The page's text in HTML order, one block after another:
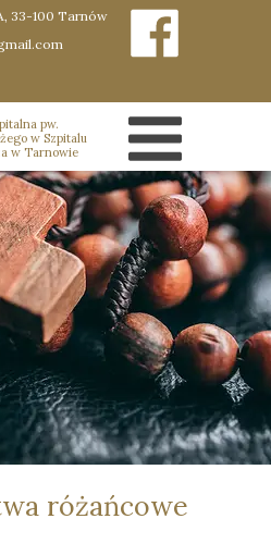
33-100 Tarnów
pw.
w Szpitalu
w Tarnowie
różańcowe